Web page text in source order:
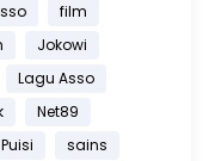
film
Jokowi
Lagu Asso
Net89
Puisi
sains